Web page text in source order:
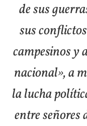
de sus
sus
campesinos y
nacional», a
la lucha
entre señores